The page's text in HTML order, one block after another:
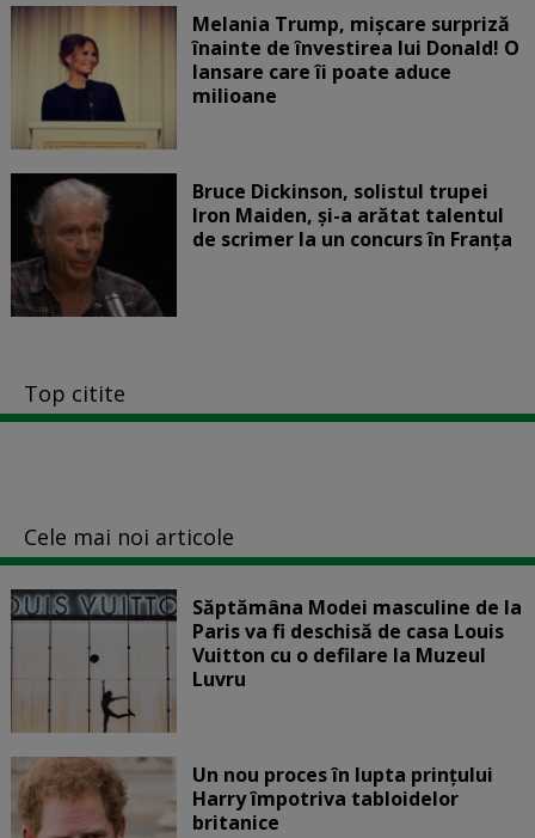
Melania Trump, mișcare surpriză
înainte de învestirea lui Donald! O
lansare care îi poate aduce
milioane
Bruce Dickinson, solistul trupei
Iron Maiden, şi-a arătat talentul
de scrimer la un concurs în Franţa
Top citite
Cele mai noi articole
Săptămâna Modei masculine de la
Paris va fi deschisă de casa Louis
Vuitton cu o defilare la Muzeul
Luvru
Un nou proces în lupta prinţului
Harry împotriva tabloidelor
britanice